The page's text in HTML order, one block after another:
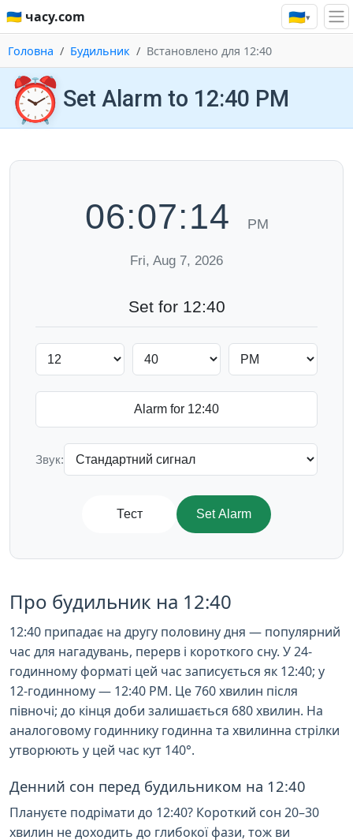
🇺🇦 часу.com 🇺🇦▾
Головна Будильник Встановлено для 12:40
⏰ Set Alarm to 12:40 PM
06:07:14 PM
Fri, Aug 7, 2026
Set for 12:40
Звук:
Тест Set Alarm
Про будильник на 12:40
12:40 припадає на другу половину дня — популярний
час для нагадувань, перерв і короткого сну. У 24-
годинному форматі цей час записується як 12:40; у
12-годинному — 12:40 PM. Це 760 хвилин після
півночі; до кінця доби залишається 680 хвилин. На
аналоговому годиннику годинна та хвилинна стрілки
утворюють у цей час кут 140°.
Денний сон перед будильником на 12:40
Плануєте подрімати до 12:40? Короткий сон 20–30
хвилин не доходить до глибокої фази, тож ви